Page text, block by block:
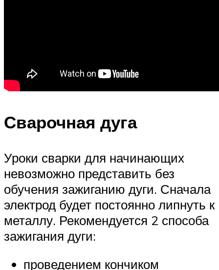
Сварочная дуга
Уроки сварки для начинающих
невозможно представить без
обучения зажиганию дуги. Сначала
электрод будет постоянно липнуть к
металлу. Рекомендуется 2 способа
зажигания дуги:
проведением кончиком